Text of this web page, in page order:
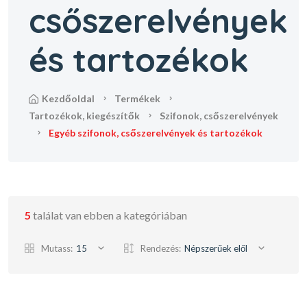
csőszerelvények
és tartozékok
kezdőoldal
termékek
tartozékok, kiegészítők
szifonok, csőszerelvények
egyéb szifonok, csőszerelvények és tartozékok
5 találat van ebben a kategóriában
Mutass: 15 Rendezés: Népszerűek elől